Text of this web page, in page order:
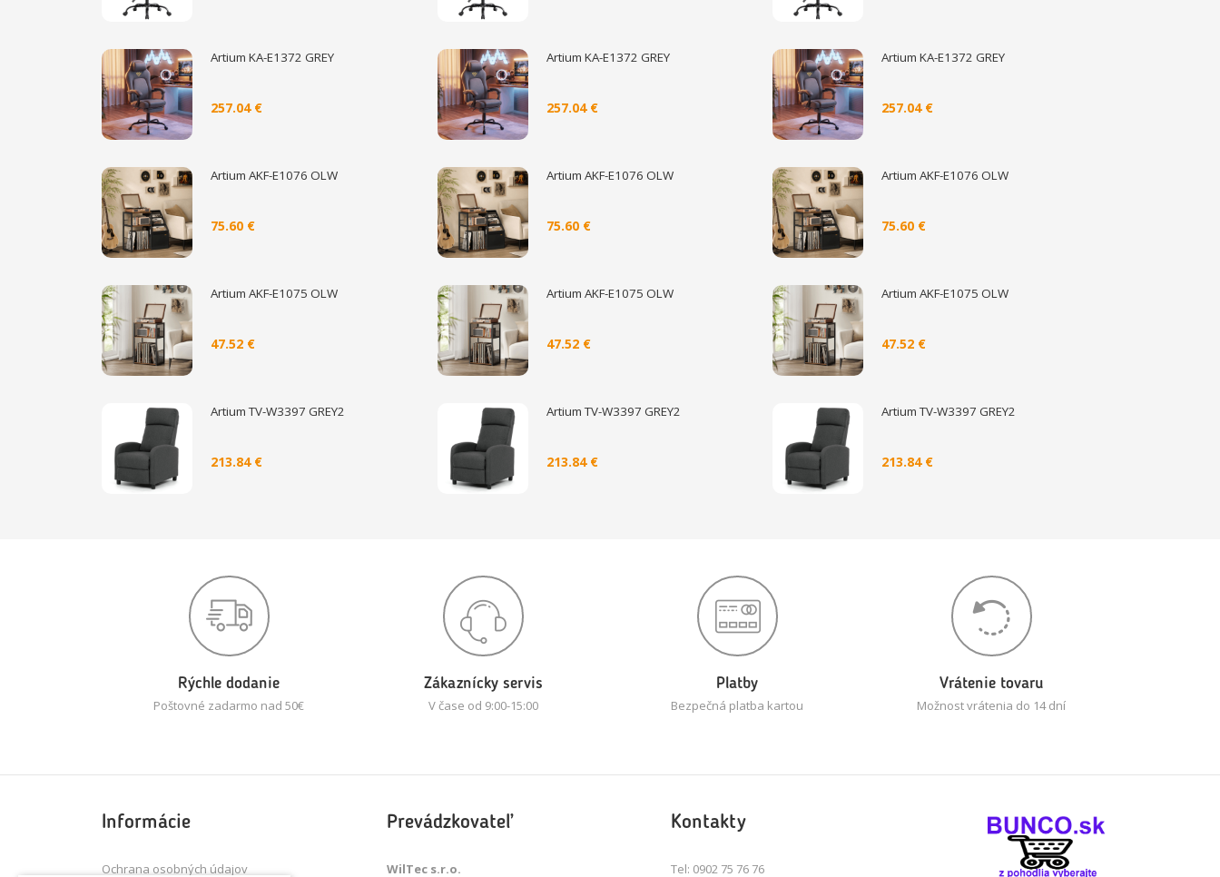
Artium KA-E1372 GREY
257.04 €
Artium AKF-E1076 OLW
75.60 €
Artium AKF-E1075 OLW
47.52 €
Artium TV-W3397 GREY2
213.84 €
Artium KA-E1372 GREY
257.04 €
Artium AKF-E1076 OLW
75.60 €
Artium AKF-E1075 OLW
47.52 €
Artium TV-W3397 GREY2
213.84 €
Artium KA-E1372 GREY
257.04 €
Artium AKF-E1076 OLW
75.60 €
Artium AKF-E1075 OLW
47.52 €
Artium TV-W3397 GREY2
213.84 €
Rýchle dodanie
Poštovné zadarmo nad 50€
Zákaznícky servis
V čase od 9:00-15:00
Platby
Bezpečná platba kartou
Vrátenie tovaru
Možnost vrátenia do 14 dní
Informácie
Ochrana osobných údajov
Prevádzkovateľ
WilTec s.r.o.
Kontakty
Tel: 0902 75 76 76